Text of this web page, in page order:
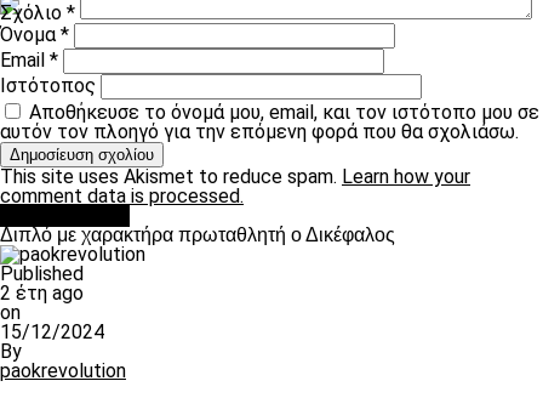
Σχόλιο *
Όνομα*
Email *
Ιστότοπος
Αποθήκευσε το όνομά μου, email, και τον ιστότοπο μου σε
αυτόν τον πλοηγό για την επόμενη φορά που θα σχολιάσω.
This site uses Akismet to reduce spam. Learn how your
comment data is processed.
Διπλό με χαρακτήρα πρωταθλητή ο Δικέφαλος
Published
2 έτη ago
on
15/12/2024
By
paokrevolution